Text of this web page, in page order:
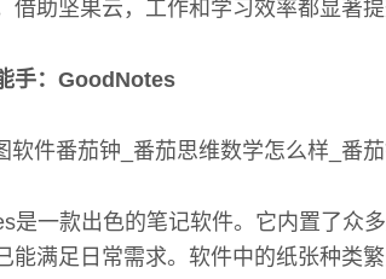
借助坚果云，工作和学习效率都显著提
手：GoodNotes
是一款出色的笔记软件。它内置了众
能满足日常需求。软件中的纸张种类